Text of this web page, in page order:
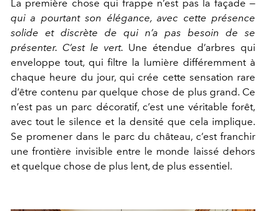
La première chose qui frappe n’est pas la façade —
qui a pourtant son élégance, avec cette présence
solide et discrète de qui n’a pas besoin de se
présenter. C’est le vert. Une étendue d’arbres qui
enveloppe tout, qui filtre la lumière différemment à
chaque heure du jour, qui crée cette sensation rare
d’être contenu par quelque chose de plus grand. Ce
n’est pas un parc décoratif, c’est une véritable forêt,
avec tout le silence et la densité que cela implique.
Se promener dans le parc du château, c’est franchir
une frontière invisible entre le monde laissé dehors
et quelque chose de plus lent, de plus essentiel.